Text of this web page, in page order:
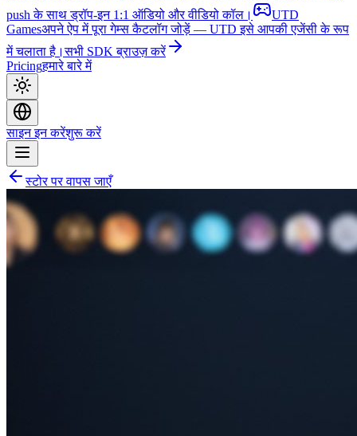
push के साथ ड्रॉप-इन 1:1 ऑडियो और वीडियो कॉल।
UTD
Gamesअपने ऐप में पूरा गेम्स कैटलॉग जोड़ें — UTD इसे आपकी एजेंसी के रूप
में चलाता है।सभी SDK ब्राउज़ करें
Pricingहमारे बारे में
साइन इन करेंशुरू करें
स्टोर पर वापस जाएँ